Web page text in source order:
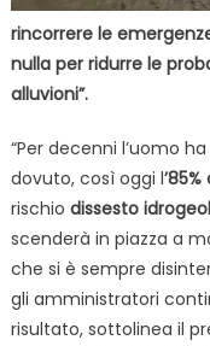
rincorrere le
nulla per ridurre le
alluvioni”.
“Per decenni l’uomo
dovuto, così oggi l
rischio dissesto
scenderà in piazza a
che si è sempre
gli amministratori
risultato, sottolinea il